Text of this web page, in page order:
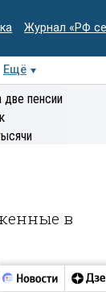
Журнал «РФ
Ещё
пенсии
в